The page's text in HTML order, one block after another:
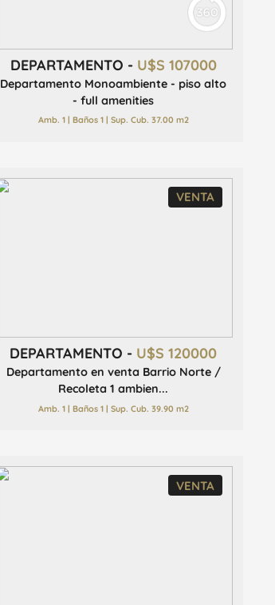
DEPARTAMENTO - U$S 107000
Departamento Monoambiente - piso alto
- full amenities
Amb. 1 | Baños 1 | Sup. Cub. 37.00 m2
VENTA
DEPARTAMENTO - U$S 120000
Departamento en venta Barrio Norte /
Recoleta 1 ambien...
Amb. 1 | Baños 1 | Sup. Cub. 39.90 m2
VENTA